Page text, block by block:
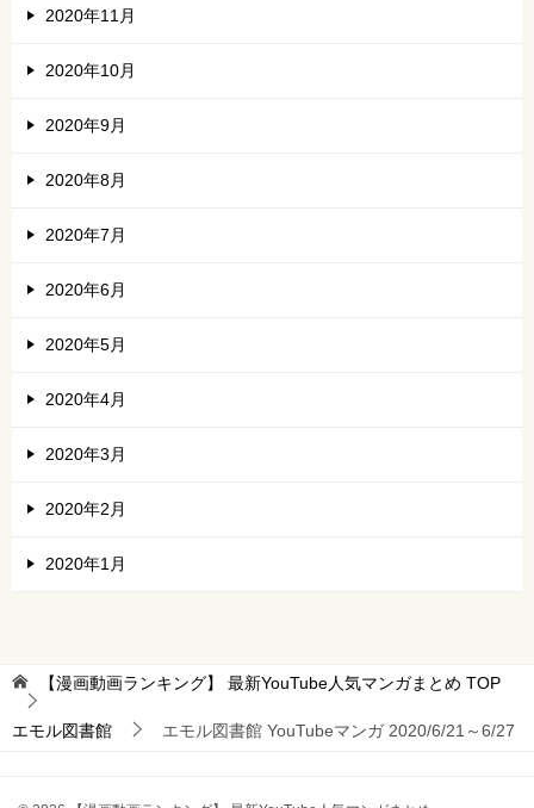
2020年11月
2020年10月
2020年9月
2020年8月
2020年7月
2020年6月
2020年5月
2020年4月
2020年3月
2020年2月
2020年1月
【漫画動画ランキング】 最新YouTube人気マンガまとめ TOP
エモル図書館 エモル図書館 YouTubeマンガ 2020/6/21～6/27